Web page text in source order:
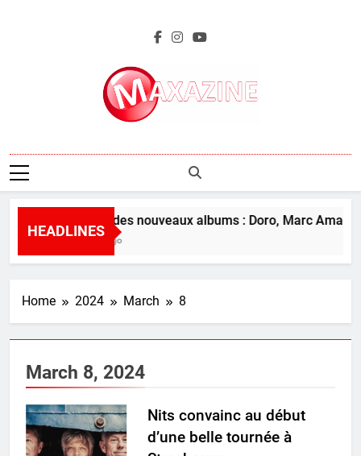
Maxazine.fr
HEADLINES
L’aperçu des nouveaux albums : Doro, Marc
22 Hours Ago
Home 2024 March 8
March 8, 2024
Nits convainc au début
d’une belle tournée à